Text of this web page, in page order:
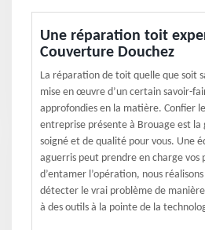
Une réparation toit
Couverture Douchez
La réparation de toit quelle que soit
mise en œuvre d’un certain savoir-
approfondies en la matière. Confier
entreprise présente à Brouage est la
soigné et de qualité pour vous. Une
aguerris peut prendre en charge vos
d’entamer l’opération, nous
détecter le vrai problème de
à des outils à la pointe de la